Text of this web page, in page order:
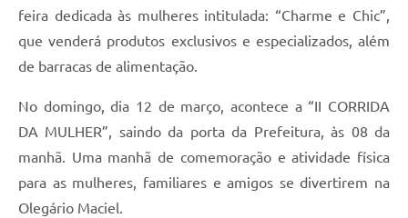
feira dedicada às mulheres intitulada: “Charme e Chic”,
que venderá produtos exclusivos e especializados, além
de barracas de alimentação.
No domingo, dia 12 de março, acontece a “II CORRIDA
DA MULHER”, saindo da porta da Prefeitura, às 08 da
manhã. Uma manhã de comemoração e atividade física
para as mulheres, familiares e amigos se divertirem na
Olegário Maciel.